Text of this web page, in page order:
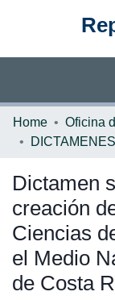
Communities &
Statistics
Home
Dictamen
creación
Ciencias
el Medio
de Costa